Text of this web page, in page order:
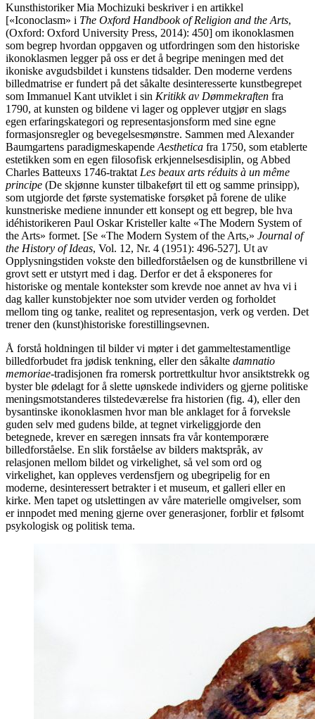
Kunsthistoriker Mia Mochizuki beskriver i en artikkel
[«Iconoclasm» i The Oxford Handbook of Religion and the Arts,
(Oxford: Oxford University Press, 2014): 450] om ikonoklasmen
som begrep hvordan oppgaven og utfordringen som den historiske
ikonoklasmen legger på oss er det å begripe meningen med det
ikoniske avgudsbildet i kunstens tidsalder. Den moderne verdens
billedmatrise er fundert på det såkalte desinteresserte kunstbegrepet
som Immanuel Kant utviklet i sin Kritikk av Dømmekraften fra
1790, at kunsten og bildene vi lager og opplever utgjør en slags
egen erfaringskategori og representasjonsform med sine egne
formasjonsregler og bevegelsesmønstre. Sammen med Alexander
Baumgartens paradigmeskapende Aesthetica fra 1750, som etablerte
estetikken som en egen filosofisk erkjennelsesdisiplin, og Abbed
Charles Batteuxs 1746-traktat Les beaux arts réduits à un même
principe (De skjønne kunster tilbakeført til ett og samme prinsipp),
som utgjorde det første systematiske forsøket på forene de ulike
kunstneriske mediene innunder ett konsept og ett begrep, ble hva
idéhistorikeren Paul Oskar Kristeller kalte «The Modern System of
the Arts» formet. [Se «The Modern System of the Arts,» Journal of
the History of Ideas, Vol. 12, Nr. 4 (1951): 496-527]. Ut av
Opplysningstiden vokste den billedforståelsen og de kunstbrillene vi
grovt sett er utstyrt med i dag. Derfor er det å eksponeres for
historiske og mentale kontekster som krevde noe annet av hva vi i
dag kaller kunstobjekter noe som utvider verden og forholdet
mellom ting og tanke, realitet og representasjon, verk og verden. Det
trener den (kunst)historiske forestillingsevnen.
Å forstå holdningen til bilder vi møter i det gammeltestamentlige
billedforbudet fra jødisk tenkning, eller den såkalte damnatio
memoriae-tradisjonen fra romersk portrettkultur hvor ansiktstrekk og
byster ble ødelagt for å slette uønskede individers og gjerne politiske
meningsmotstanderes tilstedeværelse fra historien (fig. 4), eller den
bysantinske ikonoklasmen hvor man ble anklaget for å forveksle
guden selv med gudens bilde, at tegnet virkeliggjorde den
betegnede, krever en særegen innsats fra vår kontemporære
billedforståelse. En slik forståelse av bilders maktspråk, av
relasjonen mellom bildet og virkelighet, så vel som ord og
virkelighet, kan oppleves verdensfjern og ubegripelig for en
moderne, desinteressert betrakter i et museum, et galleri eller en
kirke. Men tapet og utslettingen av våre materielle omgivelser, som
er innpodet med mening gjerne over generasjoner, forblir et følsomt
psykologisk og politisk tema.